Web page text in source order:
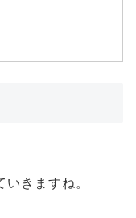
いきますね。